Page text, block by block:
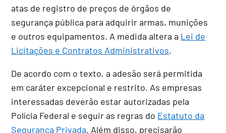
atas de registro de preços de órgãos de
segurança pública para adquirir armas, munições
e outros equipamentos. A medida altera a Lei de
Licitações e Contratos Administrativos.
De acordo com o texto, a adesão será permitida
em caráter excepcional e restrito. As empresas
interessadas deverão estar autorizadas pela
Polícia Federal e seguir as regras do Estatuto da
Segurança Privada. Além disso, precisarão